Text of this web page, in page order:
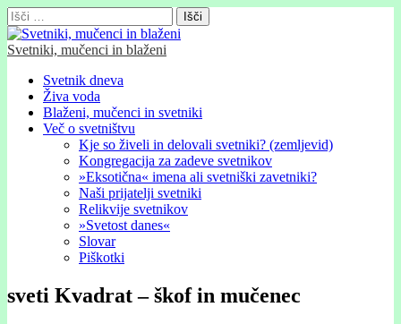
Išči:
Svetniki, mučenci in blaženi
Glavni
meni
Skip
content
Svetnik dneva
Živa voda
Blaženi, mučenci in svetniki
Več o svetništvu
Kje so živeli in delovali svetniki? (zemljevid)
Kongregacija za zadeve svetnikov
»Eksotična« imena ali svetniški zavetniki?
Naši prijatelji svetniki
Relikvije svetnikov
»Svetost danes«
Slovar
Piškotki
sveti Kvadrat – škof in mučenec